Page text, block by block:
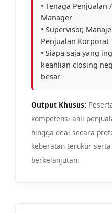
• Tenaga Penjualan
Manager
• Supervisor,
Penjualan Korporat
• Siapa saja yang
keahlian closing
besar
Output Khusus:
kompetensi ahli
hingga deal secara
keberatan terukur
berkelanjutan.